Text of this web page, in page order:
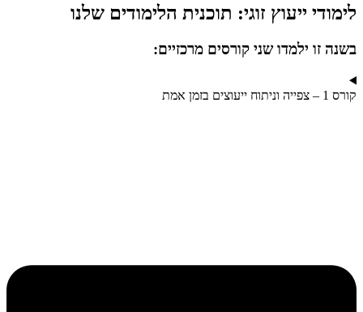
לימודי ייעוץ זוגי: תוכנית הלימודים שלנו
בשנה זו ילמדו שני קורסים מרכזיים:
קורס 1 – צפייה וניתוח ייעוצים בזמן אמת